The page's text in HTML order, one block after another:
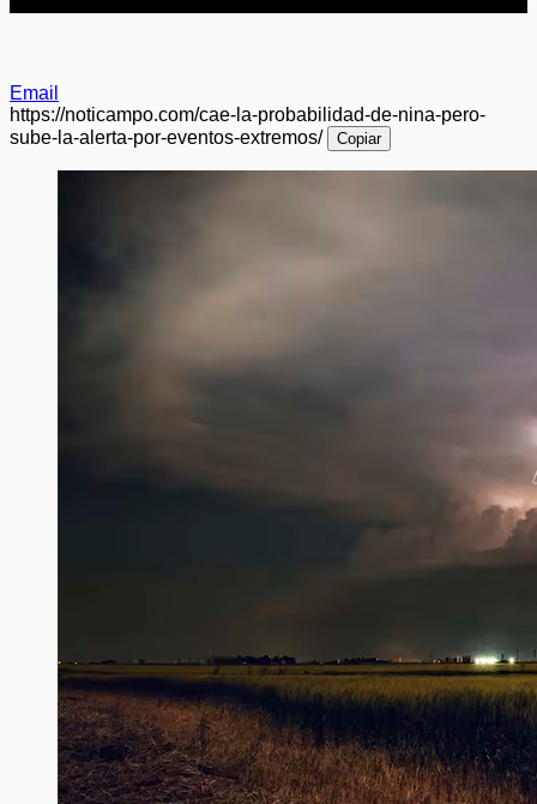
Email
https://noticampo.com/cae-la-probabilidad-de-nina-pero-
sube-la-alerta-por-eventos-extremos/
Copiar